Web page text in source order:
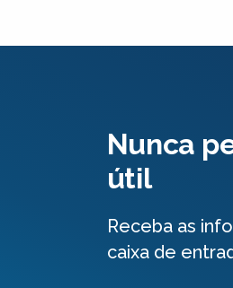
Nunca
útil
Receba as
caixa de